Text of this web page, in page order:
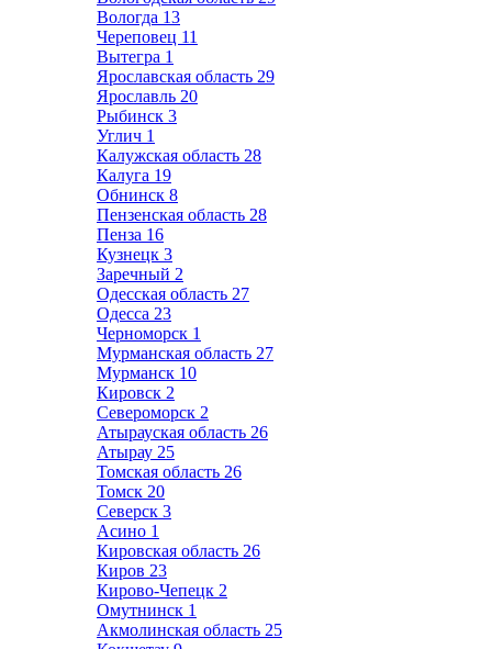
Вологда 13
Череповец 11
Вытегра 1
Ярославская область 29
Ярославль 20
Рыбинск 3
Углич 1
Калужская область 28
Калуга 19
Обнинск 8
Пензенская область 28
Пенза 16
Кузнецк 3
Заречный 2
Одесская область 27
Одесса 23
Черноморск 1
Мурманская область 27
Мурманск 10
Кировск 2
Североморск 2
Атырауская область 26
Атырау 25
Томская область 26
Томск 20
Северск 3
Асино 1
Кировская область 26
Киров 23
Кирово-Чепецк 2
Омутнинск 1
Акмолинская область 25